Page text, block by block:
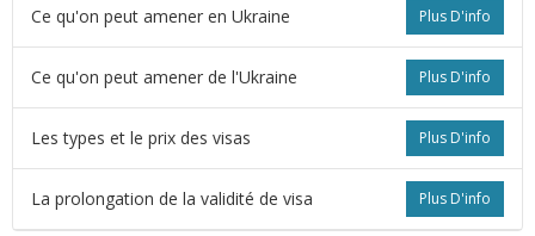
Plus D'info
Ce qu'on peut amener en Ukraine
Plus D'info
Ce qu'on peut amener de l'Ukraine
Plus D'info
Les types et le prix des visas
Plus D'info
La prolongation de la validité de visa